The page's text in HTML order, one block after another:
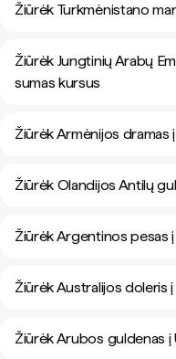
Žiūrėk Turkmėnistano
Žiūrėk Jungtinių Arabų
sumas kursus
Žiūrėk Armėnijos dramas
Žiūrėk Olandijos Antilų
Žiūrėk Argentinos pesas
Žiūrėk Australijos doleris
Žiūrėk Arubos guldenas